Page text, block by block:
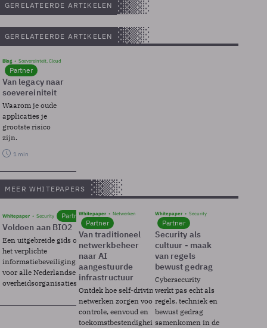
GERELATEERDE ARTIKELEN
GERELATEERDE ARTIKELEN
Blog Soevereinteit, Cloud
Partner
Van legacy naar
soevereiniteit
Waarom je oude
applicaties je
grootste risico
zijn.
1 min
MEER WHITEPAPERS
Whitepaper Security Partner
Voldoen aan BIO2
Een uitgebreide gids over BIO2,
het verplichte
informatiebeveiligingsframework
voor alle Nederlandse
overheidsorganisaties.
Whitepaper Netwerken
Partner
Van traditioneel
netwerkbeheer
naar AI
aangestuurde
infrastructuur
Ontdek hoe self-driving
netwerken zorgen voor
controle, eenvoud en
toekomstbestendigheid.
Whitepaper Security
Partner
Security als
cultuur - maak
van regels
bewust gedrag
Cybersecurity
werkt pas echt als
regels, techniek en
bewust gedrag
samenkomen in de